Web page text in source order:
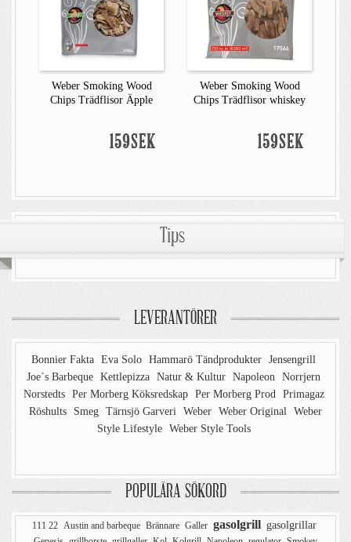
Weber Smoking Wood
Chips Trädflisor Äpple
159SEK
Weber Smoking Wood
Chips Trädflisor whiskey
159SEK
Tips
LEVERANTÖRER
Bonnier Fakta Eva Solo Hammarö Tändprodukter Jensengrill
Joe´s Barbeque Kettlepizza Natur & Kultur Napoleon Norrjern
Norstedts Per Morberg Köksredskap Per Morberg Prod Primagaz
Röshults
Smeg Tärnsjö Garveri Weber Weber Original Weber
Style Lifestyle Weber Style Tools
POPULÄRA SÖKORD
111 22 Austin and barbeque Brännare Galler gasolgrill gasolgrillar